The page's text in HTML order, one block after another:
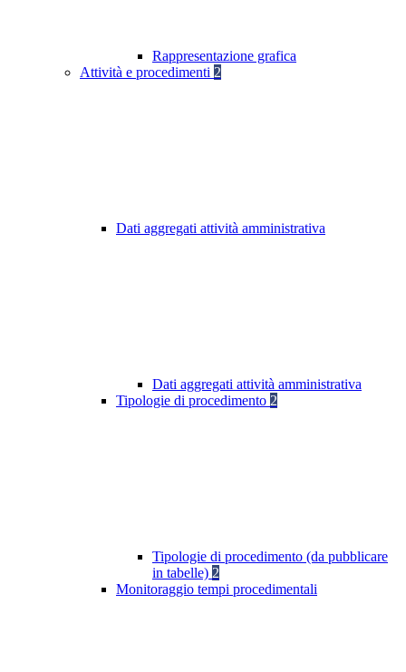
Rappresentazione grafica
Attività e procedimenti 2
Dati aggregati attività amministrativa
Dati aggregati attività amministrativa
Tipologie di procedimento 2
Tipologie di procedimento (da pubblicare
in tabelle) 2
Monitoraggio tempi procedimentali